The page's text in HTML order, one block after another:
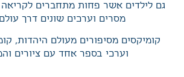
גם לילדים אשר פחות מתחברים
מסרים וערכים שונים דרך
קומיקסים מסיפורים מעולם היהדות,
וערכי בספר אחד עם ציורים